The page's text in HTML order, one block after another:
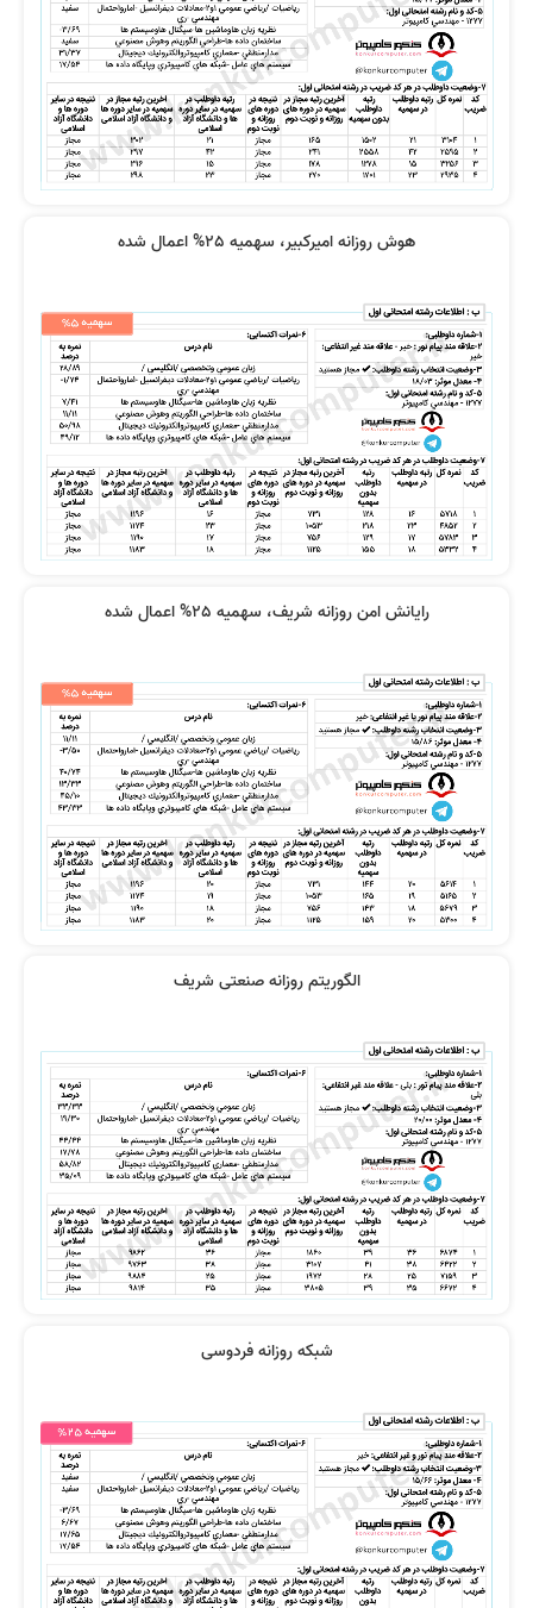
نظر رتبه 50 کنکور 1400 نظر رتبه 67 کنکور 1400
نظر رتبه 113 کنکور 1400 تاثیر منابع خوب
نظر رتبه 32 کنکور 1400 کیفیت بالا تدریس
فیلم ها خیلی مفهومی بودند همه درس ها فوق العاده بود
از صفر تا صد و کامل هستند
معجزه بود
هوش روزانه امیرکبیر، سهمیه 25% اعمال شده
رایانش امن روزانه شریف، سهمیه 25% اعمال شده
الگوریتم روزانه صنعتی شریف
شبکه روزانه فردوسی